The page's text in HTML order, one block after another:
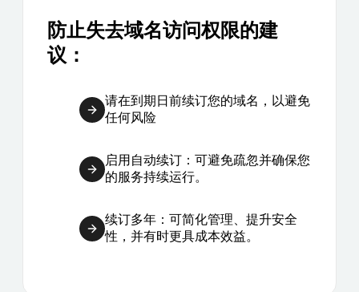
防止失去域名访问权限的建
议：
请在到期日前续订您的域名，以避免
任何风险
启用自动续订：可避免疏忽并确保您
的服务持续运行。
续订多年：可简化管理、提升安全
性，并有时更具成本效益。